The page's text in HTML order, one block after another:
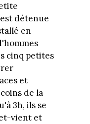
détenue
en
cinq petites
et
de la
3h, ils se
vient et